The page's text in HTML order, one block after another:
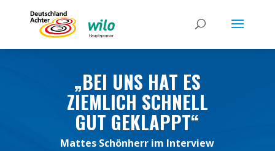
„BEI UNS HAT ES
ZIEMLICH SCHNELL
GUT GEKLAPPT“
Mattes Schönherr im Interview